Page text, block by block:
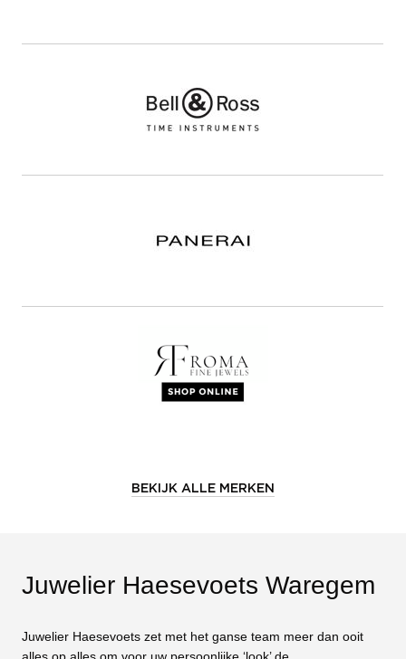
BEKIJK ALLE MERKEN
Juwelier Haesevoets Waregem
Juwelier Haesevoets zet met het ganse team meer dan ooit